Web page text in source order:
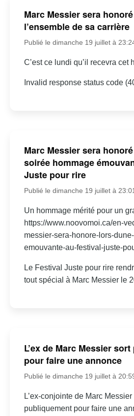
Marc Messier sera
l’ensemble de sa carrière
Publié le dimanche 19 juillet à
C’est ce lundi qu’il recevra cet
Invalid response status code
Marc Messier sera
soirée hommage
Juste pour rire
Publié le dimanche 19 juillet à
Un hommage mérité pour un
https://www.noovomoi.ca/en-
messier-sera-honore-lors-
emouvante-au-festival-juste-
Le Festival Juste pour rire
tout spécial à Marc Messier le
L’ex de Marc Messier
pour faire une annonce
Publié le dimanche 19 juillet à
L’ex-conjointe de Marc Messier
publiquement pour faire une